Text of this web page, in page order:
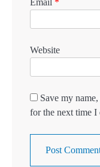
Website
Save my
for the next time I